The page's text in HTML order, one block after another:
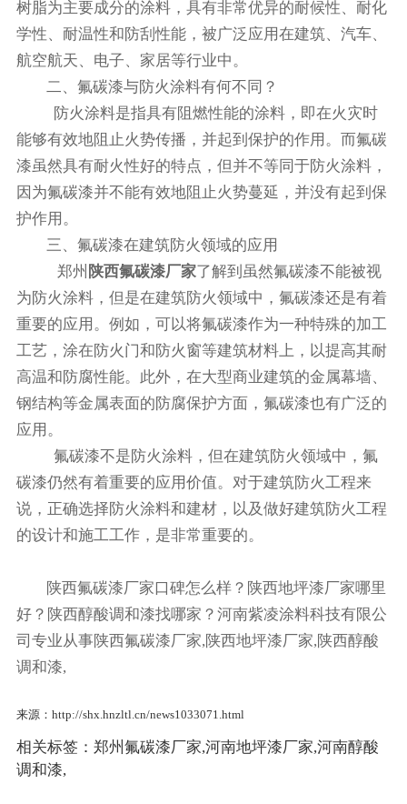
树脂为主要成分的涂料，具有非常优异的耐候性、耐化
学性、耐温性和防刮性能，被广泛应用在建筑、汽车、
航空航天、电子、家居等行业中。
二、氟碳漆与防火涂料有何不同？
防火涂料是指具有阻燃性能的涂料，即在火灾时
能够有效地阻止火势传播，并起到保护的作用。而氟碳
漆虽然具有耐火性好的特点，但并不等同于防火涂料，
因为氟碳漆并不能有效地阻止火势蔓延，并没有起到保
护作用。
三、氟碳漆在建筑防火领域的应用
郑州 陕西氟碳漆厂家了解到虽然氟碳漆不能被视
为防火涂料，但是在建筑防火领域中，氟碳漆还是有着
重要的应用。例如，可以将氟碳漆作为一种特殊的加工
工艺，涂在防火门和防火窗等建筑材料上，以提高其耐
高温和防腐性能。此外，在大型商业建筑的金属幕墙、
钢结构等金属表面的防腐保护方面，氟碳漆也有广泛的
应用。
氟碳漆不是防火涂料，但在建筑防火领域中，氟
碳漆仍然有着重要的应用价值。对于建筑防火工程来
说，正确选择防火涂料和建材，以及做好建筑防火工程
的设计和施工工作，是非常重要的。
陕西氟碳漆厂家口碑怎么样？陕西地坪漆厂家哪里
好？陕西醇酸调和漆找哪家？河南紫凌涂料科技有限公
司专业从事陕西氟碳漆厂家,陕西地坪漆厂家,陕西醇酸
调和漆,
来源：http://shx.hnzltl.cn/news1033071.html
相关标签： 郑州氟碳漆厂家,河南地坪漆厂家,河南醇酸
调和漆,